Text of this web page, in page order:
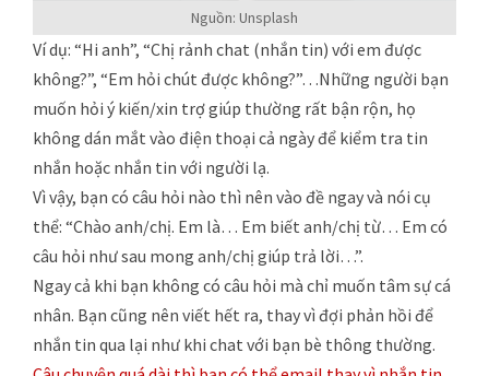
Nguồn: Unsplash
Ví dụ: “Hi anh”, “Chị rảnh chat (nhắn tin) với em được
không?”, “Em hỏi chút được không?”…Những người bạn
muốn hỏi ý kiến/xin trợ giúp thường rất bận rộn, họ
không dán mắt vào điện thoại cả ngày để kiểm tra tin
nhắn hoặc nhắn tin với người lạ.
Vì vậy, bạn có câu hỏi nào thì nên vào đề ngay và nói cụ
thể: “Chào anh/chị. Em là… Em biết anh/chị từ… Em có
câu hỏi như sau mong anh/chị giúp trả lời…”.
Ngay cả khi bạn không có câu hỏi mà chỉ muốn tâm sự cá
nhân. Bạn cũng nên viết hết ra, thay vì đợi phản hồi để
nhắn tin qua lại như khi chat với bạn bè thông thường.